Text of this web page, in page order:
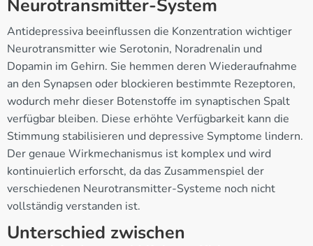
Neurotransmitter-System
Antidepressiva beeinflussen die Konzentration wichtiger
Neurotransmitter wie Serotonin, Noradrenalin und
Dopamin im Gehirn. Sie hemmen deren Wiederaufnahme
an den Synapsen oder blockieren bestimmte Rezeptoren,
wodurch mehr dieser Botenstoffe im synaptischen Spalt
verfügbar bleiben. Diese erhöhte Verfügbarkeit kann die
Stimmung stabilisieren und depressive Symptome lindern.
Der genaue Wirkmechanismus ist komplex und wird
kontinuierlich erforscht, da das Zusammenspiel der
verschiedenen Neurotransmitter-Systeme noch nicht
vollständig verstanden ist.
Unterschied zwischen